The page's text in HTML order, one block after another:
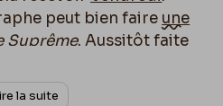
peut bien faire une
Suprême. Aussitôt faite
je recevrai cela
la suite